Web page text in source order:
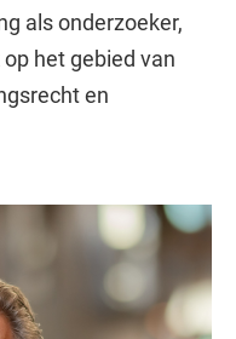
als onderzoeker,
het gebied van
en